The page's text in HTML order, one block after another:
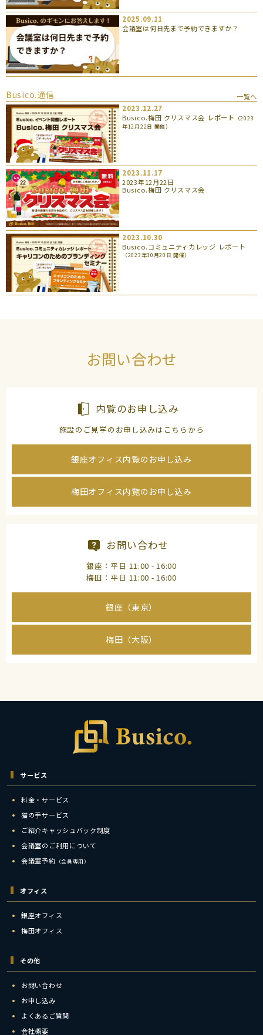
2025.09.11
会議室は何日先まで予約できますか？
Busico.通信
一覧へ
2023.12.27
Busico.梅田 クリスマス会 レポート
（2023
年12月22日 開催）
2023.11.17
2023年12月22日
Busico.梅田 クリスマス会
2023.10.30
Busico.コミュニティカレッジ レポート
（2023年10月20日 開催）
お問い合わせ
内覧のお申し込み
施設のご見学のお申し込みはこちらから
銀座オフィス内覧のお申し込み
梅田オフィス内覧のお申し込み
お問い合わせ
銀座：平日 11:00 - 16:00
梅田：平日 11:00 - 16:00
銀座（東京）
梅田（大阪）
サービス
料金・サービス
猫の手サービス
ご紹介キャッシュバック制度
会議室のご利用について
会議室予約 （会員専用）
オフィス
銀座オフィス
梅田オフィス
その他
お問い合わせ
お申し込み
よくあるご質問
会社概要